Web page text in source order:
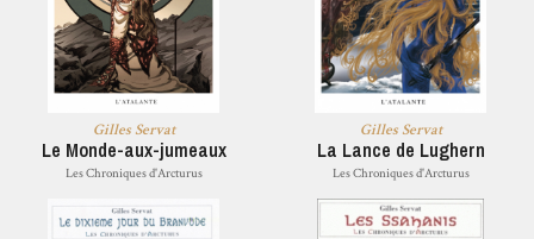
Gilles Servat
Le Monde-aux-jumeaux
Les Chroniques d'Arcturus
Gilles Servat
La Lance de Lughern
Les Chroniques d'Arcturus